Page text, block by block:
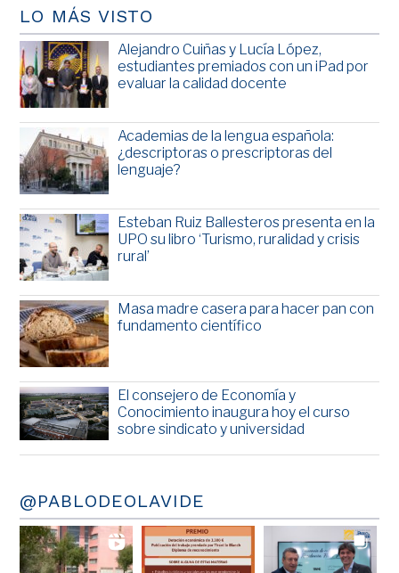
LO MÁS VISTO
Alejandro Cuiñas y Lucía López,
estudiantes premiados con un iPad por
evaluar la calidad docente
Academias de la lengua española:
¿descriptoras o prescriptoras del
lenguaje?
Esteban Ruiz Ballesteros presenta en la
UPO su libro ‘Turismo, ruralidad y crisis
rural’
Masa madre casera para hacer pan con
fundamento científico
El consejero de Economía y
Conocimiento inaugura hoy el curso
sobre sindicato y universidad
@PABLODEOLAVIDE